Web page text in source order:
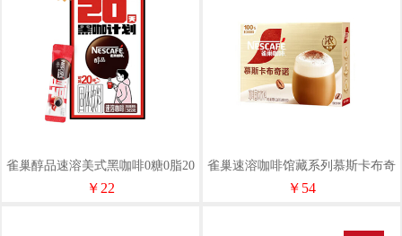
雀巢醇品速溶美式黑咖啡0糖0脂20
条*1.8克盒装
￥22
雀巢速溶咖啡馆藏系列慕斯卡布奇
诺12条*19克盒装
￥54